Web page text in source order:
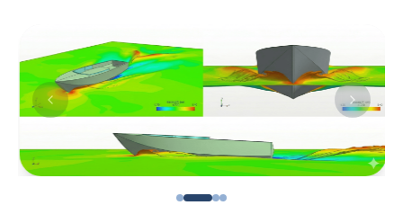
Previous slide Next